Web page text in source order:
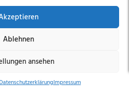
Ablehnen
ansehen
Impressum